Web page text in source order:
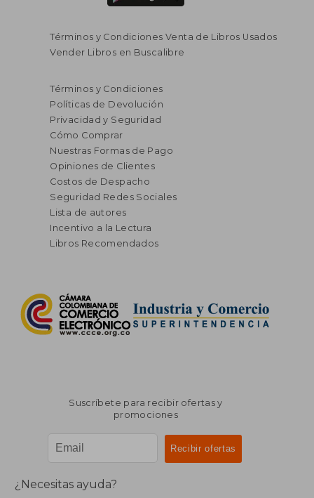
Términos y Condiciones Venta de Libros Usados
Vender Libros en Buscalibre
Términos y Condiciones
Políticas de Devolución
Privacidad y Seguridad
Cómo Comprar
Nuestras Formas de Pago
Opiniones de Clientes
Costos de Despacho
Seguridad Redes Sociales
Lista de autores
Incentivo a la Lectura
Libros Recomendados
Suscríbete para recibir ofertas y
promociones
¿Necesitas ayuda?